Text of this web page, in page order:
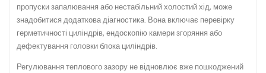
пропуски запалювання або нестабільний холостий хід, може
знадобитися додаткова діагностика. Вона включає перевірку
герметичності циліндрів, ендоскопію камери згоряння або
дефектування головки блока циліндрів.
Регулювання теплового зазору не відновлює вже пошкоджений